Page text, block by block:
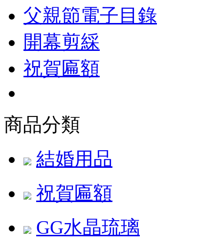
父親節電子目錄
開幕剪綵
祝賀匾額
商品分類
結婚用品
祝賀匾額
GG水晶琉璃